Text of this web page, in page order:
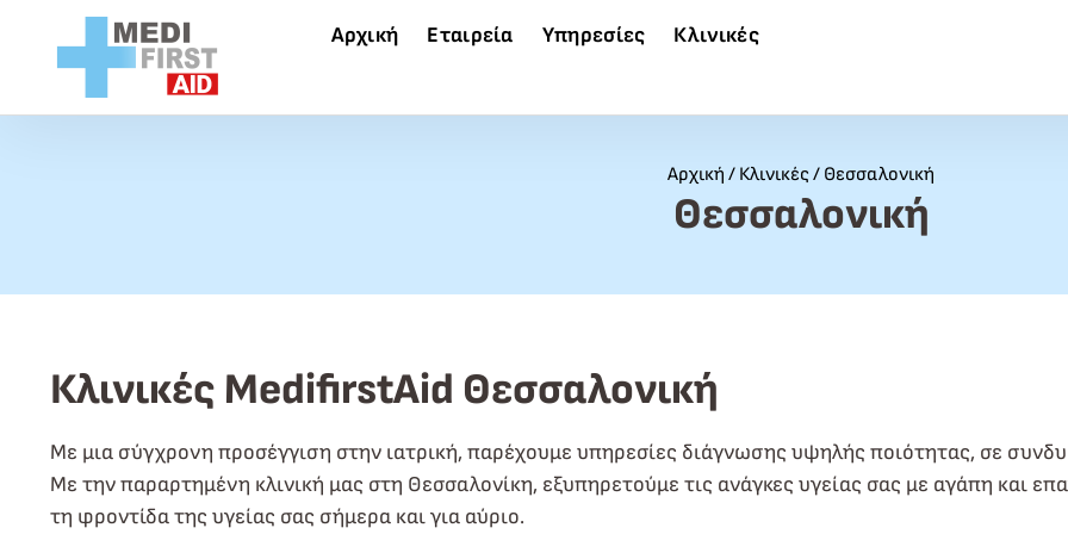
Skip to Content
Αρχική
Εταιρεία Υπηρεσίες Κλινικές
Αρχική / Κλινικές/ Θεσσαλονική
Θεσσαλονική
Κλινικές MedifirstAid Θεσσαλονική
Με μια σύγχρονη προσέγγιση στην ιατρική, παρέχουμε υπηρεσίες διάγνωσης υψηλής ποιότητας, σε
Με την παραρτημένη κλινική μας στη Θεσσαλονίκη, εξυπηρετούμε τις ανάγκες υγείας σας με αγάπη και
τη φροντίδα της υγείας σας σήμερα και για αύριο.